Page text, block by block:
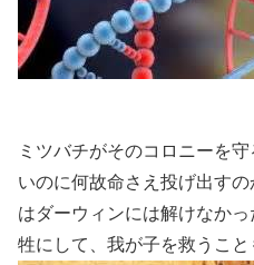
ミツバチがそのコロニーを
いのに何故命さえ投げ出す
はダーウィンには解けなか
牲にして、我が子を救うこと